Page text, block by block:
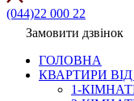
(044)22 000 22
Замовити дзвінок
ГОЛОВНА
КВАРТИРИ
1-